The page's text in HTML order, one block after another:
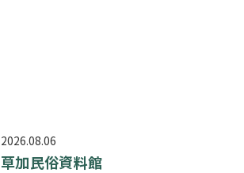
2026.08.06
草加民俗資料館